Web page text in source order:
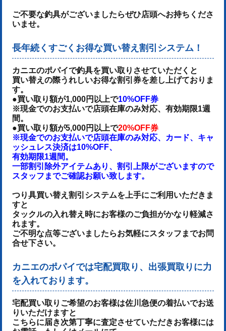
ご不要な釣具がございましたらぜひ店頭へお持ちくださ
いませ。
長年続くすごくお得な買い替え割引システム！
カニエのポパイで釣具を買い取りさせていただくと
買い替えの際うれしいお得な割引券を差し上げておりま
す。
●買い取り額が1,000円以上で10%OFF券
※現金でのお支払いで店頭在庫のみ対応、有効期限1週
間。
●買い取り額が5,000円以上で20%OFF券
※現金でのお支払いで店頭在庫のみ対応、カード、キャ
ッシュレス決済は10%OFF、
有効期限1週間。
一部割引除外アイテムあり、割引上限がございますので
スタッフまでご確認お願い致します。
つり具買い替え割引システムを上手にご利用いただきま
すと
タックルの入れ替え時にお客様のご負担がかなり軽減さ
れます。
ご不明な点等ございましたらお気軽にスタッフまでお問
合せ下さい。
カニエのポパイでは宅配買取り、出張買取りに力
を入れております。
宅配買い取りご希望のお客様は佐川急便の着払いでお送
りいただけますと
こちらに届き次第丁寧に査定させていただきお客様には